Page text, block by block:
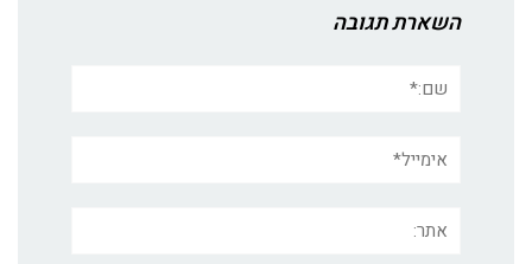
השארת תגובה